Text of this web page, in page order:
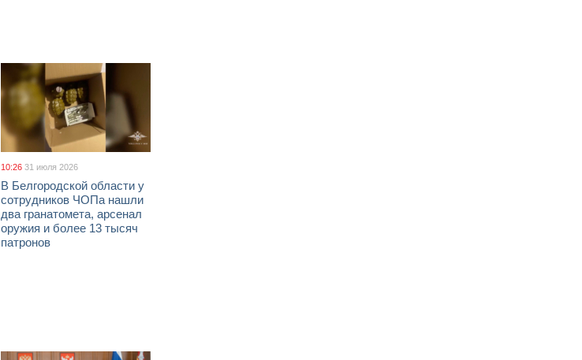
10:26 31 июля 2026
В Белгородской области у
сотрудников ЧОПа нашли
два гранатомета, арсенал
оружия и более 13 тысяч
патронов